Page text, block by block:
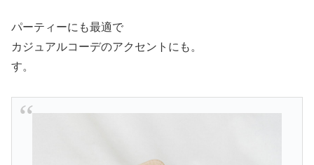
パーティーにも最適で
カジュアルコーデのアクセントにも。
す。